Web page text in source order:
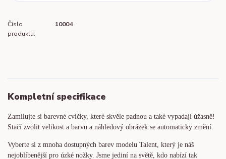
Číslo
produktu:
10004
Kompletní specifikace
Zamilujte si barevné cvičky, které skvěle padnou a také vypadají úžasně!
Stačí zvolit velikost a barvu a náhledový obrázek se automaticky změní.
Vyberte si z mnoha dostupných barev modelu Talent, který je náš
nejoblíbenější pro úzké nožky. Jsme jediní na světě, kdo nabízí tak